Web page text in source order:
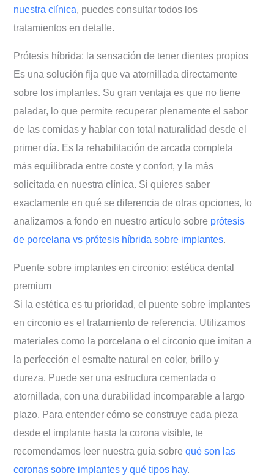
nuestra clínica, puedes consultar todos los
tratamientos en detalle.
Prótesis híbrida: la sensación de tener dientes propios
Es una solución fija que va atornillada directamente
sobre los implantes. Su gran ventaja es que no tiene
paladar, lo que permite recuperar plenamente el sabor
de las comidas y hablar con total naturalidad desde el
primer día. Es la rehabilitación de arcada completa
más equilibrada entre coste y confort, y la más
solicitada en nuestra clínica. Si quieres saber
exactamente en qué se diferencia de otras opciones, lo
analizamos a fondo en nuestro artículo sobre prótesis
de porcelana vs prótesis híbrida sobre implantes.
Puente sobre implantes en circonio: estética dental
premium
Si la estética es tu prioridad, el puente sobre implantes
en circonio es el tratamiento de referencia. Utilizamos
materiales como la porcelana o el circonio que imitan a
la perfección el esmalte natural en color, brillo y
dureza. Puede ser una estructura cementada o
atornillada, con una durabilidad incomparable a largo
plazo. Para entender cómo se construye cada pieza
desde el implante hasta la corona visible, te
recomendamos leer nuestra guía sobrequé son las
coronas sobre implantes y qué tipos hay.